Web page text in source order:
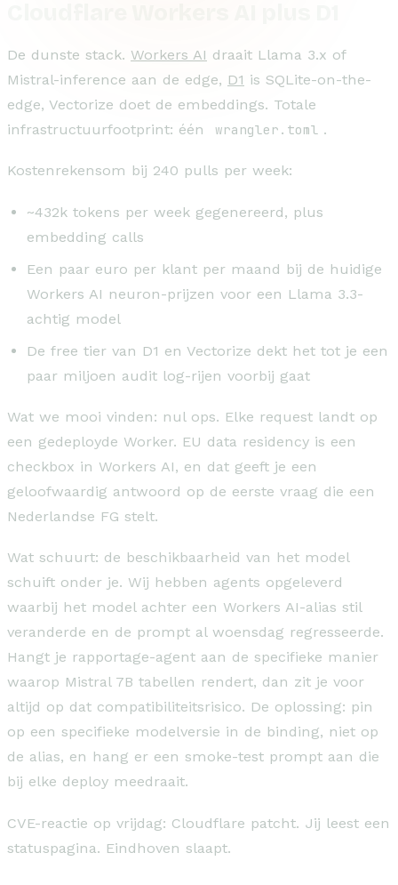
De dunste stack. Workers AI draait Llama 3.x of
Mistral-inference aan de edge, D1 is SQLite-on-the-
edge, Vectorize doet de embeddings. Totale
infrastructuurfootprint: één
wrangler.toml .
Kostenrekensom bij 240 pulls per week:
~432k tokens per week gegenereerd, plus
embedding calls
Een paar euro per klant per maand bij de huidige
Workers AI neuron-prijzen voor een Llama 3.3-
achtig model
De free tier van D1 en Vectorize dekt het tot je een
paar miljoen audit log-rijen voorbij gaat
Wat we mooi vinden: nul ops. Elke request landt op
een gedeployde Worker. EU data residency is een
checkbox in Workers AI, en dat geeft je een
geloofwaardig antwoord op de eerste vraag die een
Nederlandse FG stelt.
Wat schuurt: de beschikbaarheid van het model
schuift onder je. Wij hebben agents opgeleverd
waarbij het model achter een Workers AI-alias stil
veranderde en de prompt al woensdag regresseerde.
Hangt je rapportage-agent aan de specifieke manier
waarop Mistral 7B tabellen rendert, dan zit je voor
altijd op dat compatibiliteitsrisico. De oplossing: pin
op een specifieke modelversie in de binding, niet op
de alias, en hang er een smoke-test prompt aan die
bij elke deploy meedraait.
CVE-reactie op vrijdag: Cloudflare patcht. Jij leest een
statuspagina. Eindhoven slaapt.